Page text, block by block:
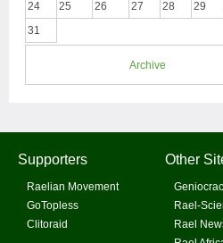
24
25 26 27 28 29
31
Archive
Supporters
Raelian Movement
GoTopless
Clitoraid
Other
Rael-
Rael